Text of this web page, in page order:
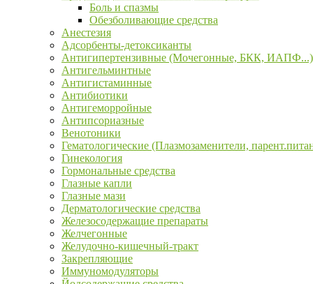
Боль и спазмы
Обезболивающие средства
Анестезия
Адсорбенты-детоксиканты
Антигипертензивные (Мочегонные, БКК, ИАПФ...)
Антигельминтные
Антигистаминные
Антибиотики
Антигеморройные
Антипсориазные
Венотоники
Гематологические (Плазмозаменители,
Гинекология
Гормональные средства
Глазные капли
Глазные мази
Дерматологические средства
Железосодержащие препараты
Желчегонные
Желудочно-кишечный-тракт
Закрепляющие
Иммуномодуляторы